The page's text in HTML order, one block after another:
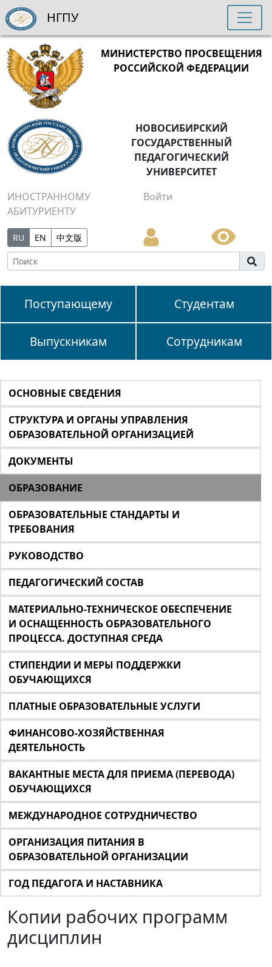
МИНИСТЕРСТВО ПРОСВЕЩЕНИЯ
РОССИЙСКОЙ ФЕДЕРАЦИИ
НОВОСИБИРСКИЙ
ГОСУДАРСТВЕННЫЙ
ПЕДАГОГИЧЕСКИЙ
УНИВЕРСИТЕТ
ИНОСТРАННОМУ
АБИТУРИЕНТУ
Войти
RU EN 中文版
Поступающему Студентам
Выпускникам Сотрудникам
НГПУ
ОСНОВНЫЕ СВЕДЕНИЯ
СТРУКТУРА И ОРГАНЫ УПРАВЛЕНИЯ
ОБРАЗОВАТЕЛЬНОЙ ОРГАНИЗАЦИЕЙ
ДОКУМЕНТЫ
ОБРАЗОВАНИЕ
ОБРАЗОВАТЕЛЬНЫЕ СТАНДАРТЫ И
ТРЕБОВАНИЯ
РУКОВОДСТВО
ПЕДАГОГИЧЕСКИЙ СОСТАВ
МАТЕРИАЛЬНО-ТЕХНИЧЕСКОЕ ОБЕСПЕЧЕНИЕ
И ОСНАЩЕННОСТЬ ОБРАЗОВАТЕЛЬНОГО
ПРОЦЕССА. ДОСТУПНАЯ СРЕДА
СТИПЕНДИИ И МЕРЫ ПОДДЕРЖКИ
ОБУЧАЮЩИХСЯ
ПЛАТНЫЕ ОБРАЗОВАТЕЛЬНЫЕ УСЛУГИ
ФИНАНСОВО-ХОЗЯЙСТВЕННАЯ
ДЕЯТЕЛЬНОСТЬ
ВАКАНТНЫЕ МЕСТА ДЛЯ ПРИЕМА (ПЕРЕВОДА)
ОБУЧАЮЩИХСЯ
МЕЖДУНАРОДНОЕ СОТРУДНИЧЕСТВО
ОРГАНИЗАЦИЯ ПИТАНИЯ В
ОБРАЗОВАТЕЛЬНОЙ ОРГАНИЗАЦИИ
ГОД ПЕДАГОГА И НАСТАВНИКА
Копии рабочих программ
дисциплин